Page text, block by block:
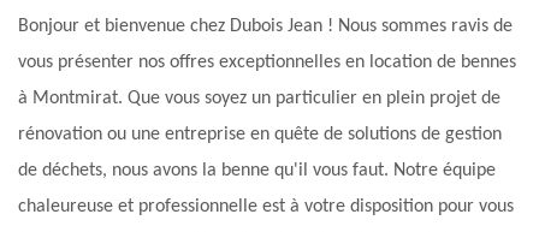
Bonjour et bienvenue chez Dubois Jean ! Nous sommes ravis de
vous présenter nos offres exceptionnelles en location de bennes
à Montmirat. Que vous soyez un particulier en plein projet de
rénovation ou une entreprise en quête de solutions de gestion
de déchets, nous avons la benne qu'il vous faut. Notre équipe
chaleureuse et professionnelle est à votre disposition pour vous